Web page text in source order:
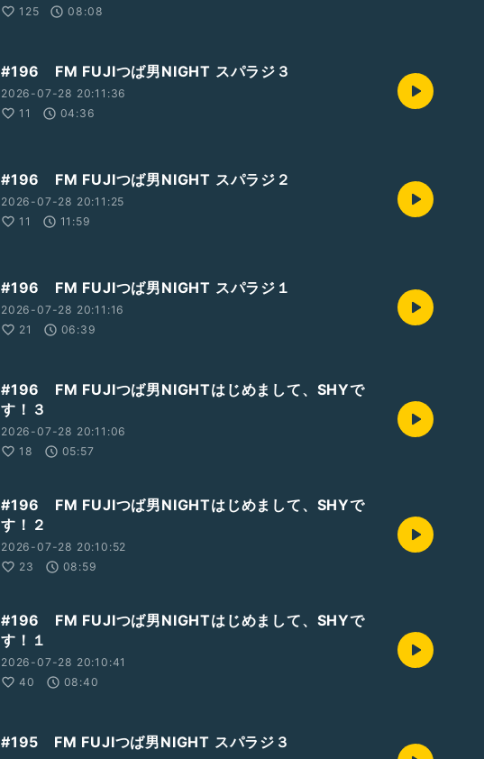
125
08:08
#196 FM FUJIつば男NIGHT スパラジ３
2026-07-28 20:11:36
11
04:36
#196 FM FUJIつば男NIGHT スパラジ２
2026-07-28 20:11:25
11
11:59
#196 FM FUJIつば男NIGHT スパラジ１
2026-07-28 20:11:16
21
06:39
#196 FM FUJIつば男NIGHTはじめまして、SHYで
す！３
2026-07-28 20:11:06
18
05:57
#196 FM FUJIつば男NIGHTはじめまして、SHYで
す！２
2026-07-28 20:10:52
23
08:59
#196 FM FUJIつば男NIGHTはじめまして、SHYで
す！１
2026-07-28 20:10:41
40
08:40
#195 FM FUJIつば男NIGHT スパラジ３